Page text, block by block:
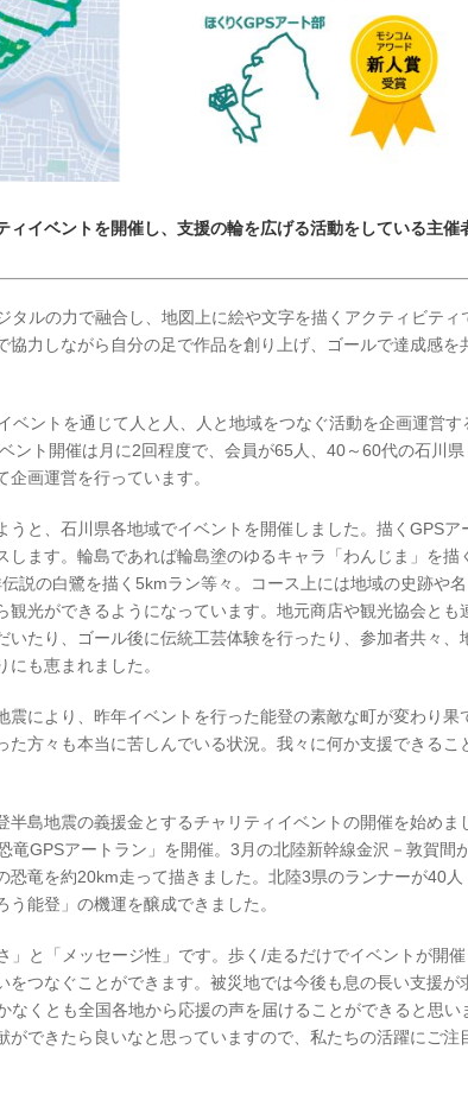
ィイベントを開催し、支援の輪を広げる活動をしている主催
タルの力で融合し、地図上に絵や文字を描くアクティビティ
協力しながら自分の足で作品を創り上げ、ゴールで達成感を
ベントを通じて人と人、人と地域をつなぐ活動を企画運営す
ント開催は月に2回程度で、会員が65人、40～60代の石川県
画運営を行っています。
うと、石川県各地域でイベントを開催しました。描くGPSア
します。輪島であれば輪島塗のゆるキャラ「わんじま」を描
説の白鷺を描く5kmラン等々。コース上には地域の史跡や名
観光ができるようになっています。地元商店や観光協会とも
いたり、ゴール後に伝統工芸体験を行ったり、参加者共々、
も恵まれました。
震により、昨年イベントを行った能登の素敵な町が変わり果
方々も本当に苦しんでいる状況。我々に何か支援できるこ
島地震の義援金とするチャリティイベントの開催を始めま
竜GPSアートラン」を開催。3月の北陸新幹線金沢－敦賀間
恐竜を約20km走って描きました。北陸3県のランナーが40人
能登」の機運を醸成できました。
」と「メッセージ性」です。歩く/走るだけでイベントが開催
をつなぐことができます。被災地では今後も息の長い支援が
なくとも全国各地から応援の声を届けることができると思い
できたら良いなと思っていますので、私たちの活躍にご注